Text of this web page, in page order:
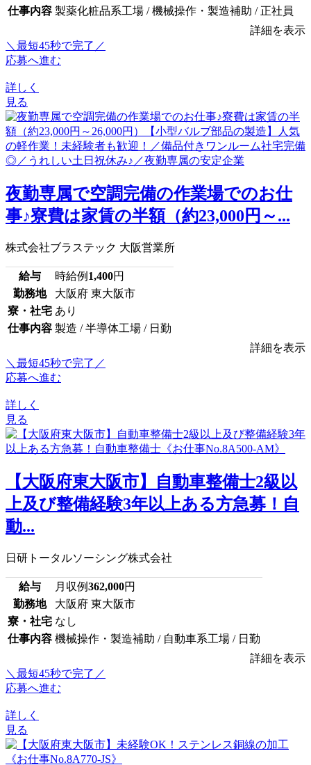
仕事内容 製薬化粧品系工場 / 機械操作・製造補助 / 正社員
詳細を表示
＼最短45秒で完了／
応募へ進む
詳しく
見る
夜勤専属で空調完備の作業場でのお仕
事♪寮費は家賃の半額（約23,000円～...
株式会社ブラステック 大阪営業所
給与 時給例 1,400円
勤務地
大阪府 東大阪市
寮・社宅 あり
仕事内容 製造 / 半導体工場 / 日勤
詳細を表示
＼最短45秒で完了／
応募へ進む
詳しく
見る
【大阪府東大阪市】自動車整備士2級以
上及び整備経験3年以上ある方急募！自
動...
日研トータルソーシング株式会社
給与 月収例362,000円
勤務地
大阪府 東大阪市
寮・社宅 なし
仕事内容 機械操作・製造補助 / 自動車系工場 / 日勤
詳細を表示
＼最短45秒で完了／
応募へ進む
詳しく
見る